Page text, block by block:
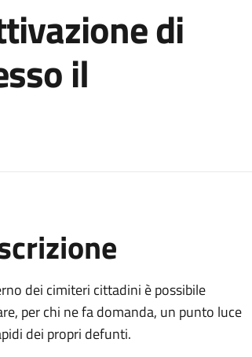
di
il
dei cimiteri cittadini è possibile
per chi ne fa domanda, un punto luce
dei propri defunti.